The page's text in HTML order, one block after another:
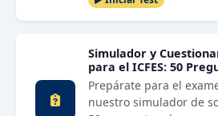
Simulador y
para el ICFES: 50
Prepárate para el
nuestro simulador de